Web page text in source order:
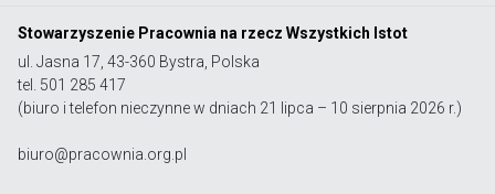
Stowarzyszenie Pracownia na rzecz Wszystkich Istot
ul. Jasna 17, 43-360 Bystra, Polska
tel. 501 285 417
(biuro i telefon nieczynne w dniach 21 lipca – 10 sierpnia 2026 r.)
biuro@pracownia.org.pl